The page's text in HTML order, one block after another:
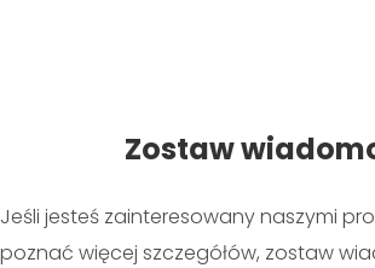
Zostaw
Jeśli jesteś zainteresowany naszymi
poznać więcej szczegółów, zostaw